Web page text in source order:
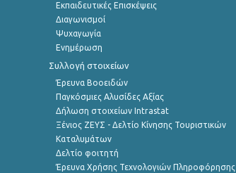
Εκπαιδευτικές Επισκέψεις
Διαγωνισμοί
Ψυχαγωγία
Ενημέρωση
Συλλογή στοιχείων
Έρευνα Βοοειδών
Παγκόσμιες Αλυσίδες Αξίας
Δήλωση στοιχείων Intrastat
Ξένιος ΖΕΥΣ - Δελτίο Κίνησης Τουριστικών
Καταλυμάτων
Δελτίο φοιτητή
Έρευνα Χρήσης Τεχνολογιών Πληροφόρησης